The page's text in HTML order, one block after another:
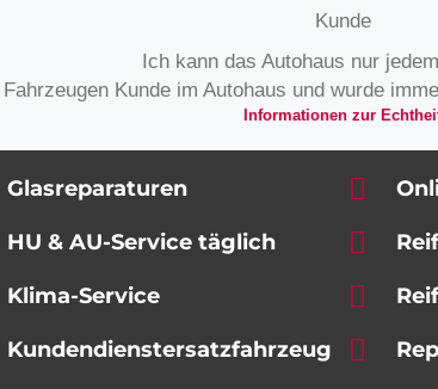
Kunde
Ich kann das Autohaus nur
Kunde im Autohaus und wurde
Informationen zur
Glasreparaturen
HU & AU-Service täglich
Klima-Service
Kundendienst­ersatzfahrzeug